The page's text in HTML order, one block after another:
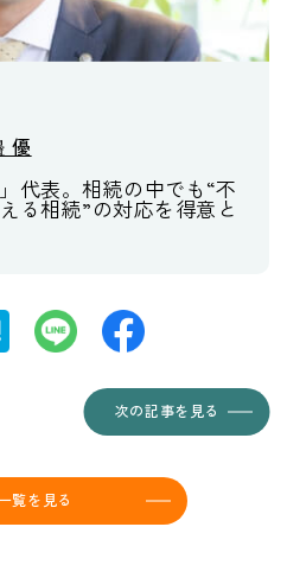
優
代表。相続の中でも“不
る相続”の対応を得意と
次の記事を見る
覧を見る